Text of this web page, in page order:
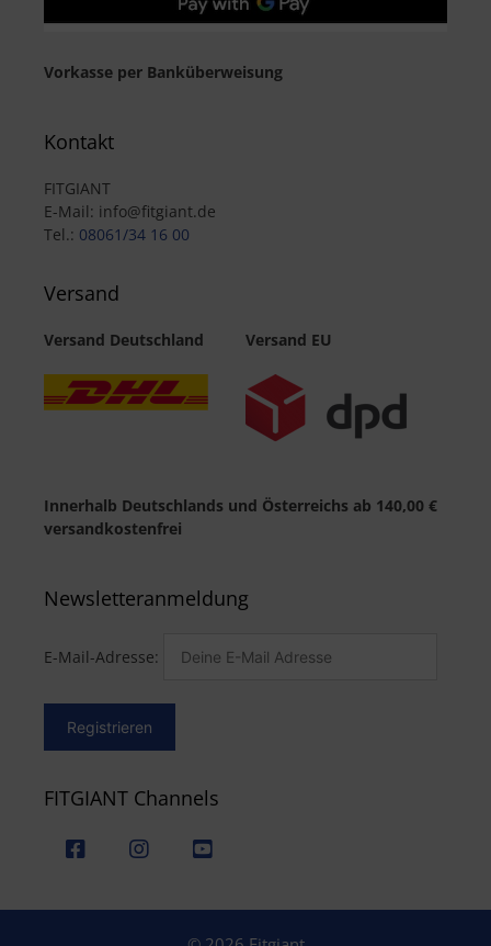
Vorkasse per Banküberweisung
Kontakt
FITGIANT
E-Mail: info@fitgiant.de
Tel.: 08061/34 16 00
Versand
Versand Deutschland Versand EU
Innerhalb Deutschlands und Österreichs ab 140,00 €
versandkostenfrei
Newsletteranmeldung
E-Mail-Adresse:
FITGIANT Channels